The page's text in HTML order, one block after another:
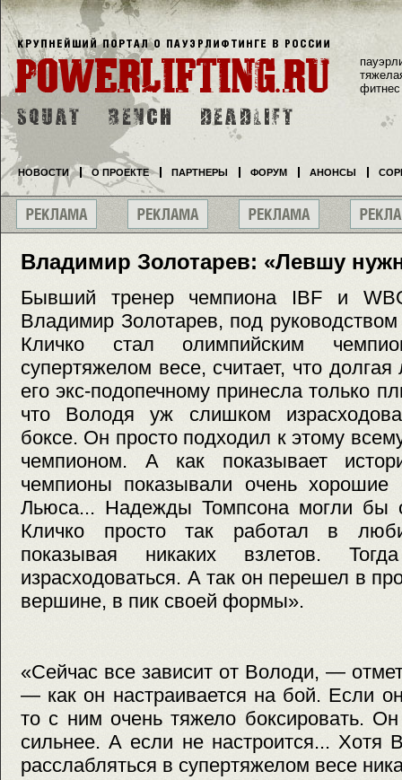
Владимир Золотарев: «Левшу
Бывший тренер чемпиона IBF и
Владимир Золотарев, под руководством
Кличко стал олимпийским
супертяжелом весе, cчитает, что
его экс-подопечному принесла только
что Володя уж слишком
боксе. Он просто подходил к этому
чемпионом. А как показывает
чемпионы показывали очень хорошие
Льюса... Надежды Томпсона могли бы
Кличко просто так работал в
показывая никаких взлетов.
израсходоваться. А так он перешел в
вершине, в пик своей формы».
«Сейчас все зависит от Володи, —
— как он настраивается на бой. Если
то с ним очень тяжело боксировать. Он
сильнее. А если не настроится... Хотя
расслабляться в супертяжелом весе
фитнес
НОВОСТИ О ПРОЕКТЕ ПАРТНЕРЫ ФОРУМ АНОНСЫ